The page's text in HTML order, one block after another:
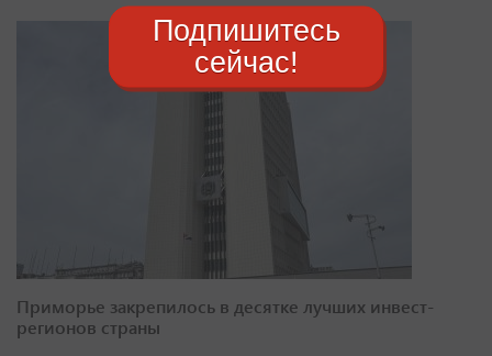
Приморье закрепилось в десятке лучших инвест-
регионов страны
Подпишитесь
сейчас!